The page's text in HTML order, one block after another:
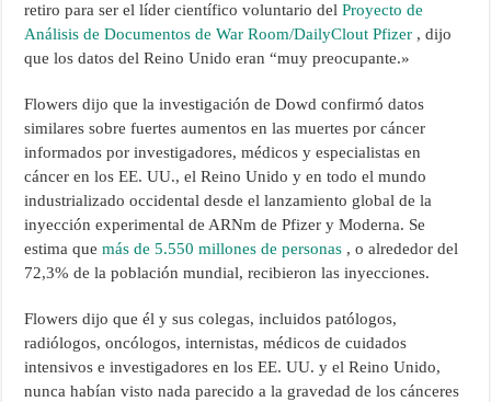
retiro para ser el líder científico voluntario delProyecto de
Análisis de Documentos de War Room/DailyClout Pfizer , dijo
que los datos del Reino Unido eran “muy preocupante.»
Flowers dijo que la investigación de Dowd confirmó datos
similares sobre fuertes aumentos en las muertes por cáncer
informados por investigadores, médicos y especialistas en
cáncer en los EE. UU., el Reino Unido y en todo el mundo
industrializado occidental desde el lanzamiento global de la
inyección experimental de ARNm de Pfizer y Moderna. Se
estima quemás de 5.550 millones de personas , o alrededor del
72,3% de la población mundial, recibieron las inyecciones.
Flowers dijo que él y sus colegas, incluidos patólogos,
radiólogos, oncólogos, internistas, médicos de cuidados
intensivos e investigadores en los EE. UU. y el Reino Unido,
nunca habían visto nada parecido a la gravedad de los cánceres